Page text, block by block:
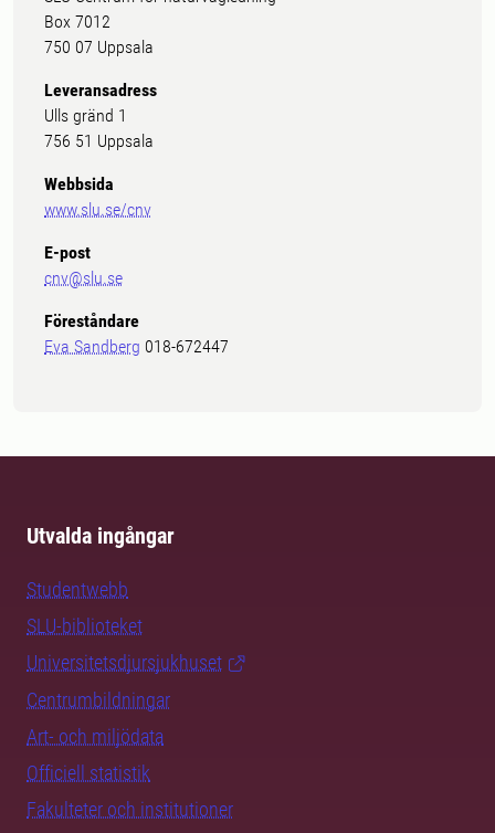
Box 7012
750 07 Uppsala
Leveransadress
Ulls gränd 1
756 51 Uppsala
Webbsida
www.slu.se/cnv
E-post
cnv@slu.se
Föreståndare
Eva Sandberg 018-672447
Utvalda ingångar
Studentwebb
SLU-biblioteket
Universitetsdjursjukhuset
Centrumbildningar
Art- och miljödata
Officiell statistik
Fakulteter och institutioner